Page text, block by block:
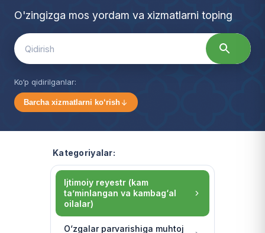
O'zingizga mos yordam va xizmatlarni toping
Search
for:
Ko‘p qidirilganlar:
Barcha xizmatlarni ko‘rish
Kategoriyalar:
Ijtimoiy reyestr (kam
ta’minlangan va kambag‘al
oilalar)
O‘zgalar parvarishiga muhtoj